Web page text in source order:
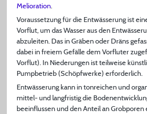
Melioration.
Voraussetzung für die Entwässerung ist
Vorflut, um das Wasser aus den
abzuleiten. Das in Gräben oder Dräns
dabei in freiem Gefälle dem Vorfluter
Vorflut). In Niederungen ist teilweise
Pumpbetrieb (Schöpfwerke) erforderlich.
Entwässerung kann in tonreichen und
mittel- und langfristig die
beeinflussen und den Anteil an Grobporen